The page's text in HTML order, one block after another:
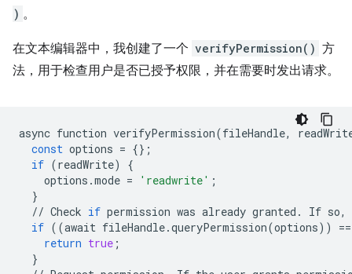
) 。
在文本编辑器中，我创建了一个 verifyPermission() 方
法，用于检查用户是否已授予权限，并在需要时发出请求。
async function verifyPermission(fileHandle,
const options = {};
if (readWrite)
{
options .mode = 'readwrite' ;
}
// Check if permission was already granted . If so,
if ((await fileHandle.queryPermission(options))
return true ;
}